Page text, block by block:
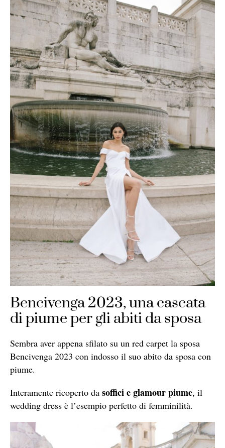
Bencivenga 2023, una cascata
di piume per gli abiti da sposa
Sembra aver appena sfilato su un red carpet la sposa
Bencivenga 2023 con indosso il suo abito da sposa con
piume.
Interamente ricoperto da soffici e glamour piume, il
wedding dress è l’esempio perfetto di femminilità.